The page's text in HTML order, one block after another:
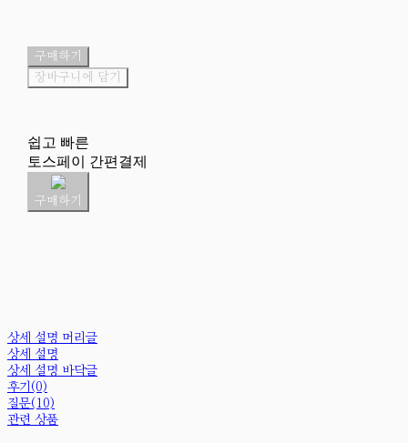
구매하기
장바구니에 담기
쉽고 빠른
토스페이 간편결제
구매하기
상세 설명 머리글
상세 설명
상세 설명 바닥글
후기(0)
질문(10)
관련 상품